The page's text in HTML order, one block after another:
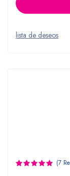
lista de deseos
(7